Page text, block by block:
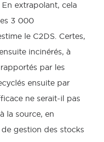
extrapolant, cela
3 000
le C2DS. Certes,
incinérés, à
par les
ensuite par
ne serait-il pas
la source, en
gestion des stocks